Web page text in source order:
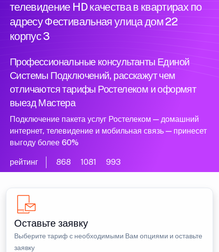
телевидение HD качества в квартирах по
адресу Фестивальная улица дом 22
корпус 3
Профессиональные консультанты Единой
Системы Подключений, расскажут чем
отличаются тарифы Ростелеком и оформят
выезд Мастера
Подключение пакета услуг Ростелеком — домашний
интернет, телевидение и мобильная связь — принесет
выгоду более 60%
рейтинг 868 1081 993
Оставьте заявку
Выберите тариф с необходимыми Вам опциями и оставьте
заявку